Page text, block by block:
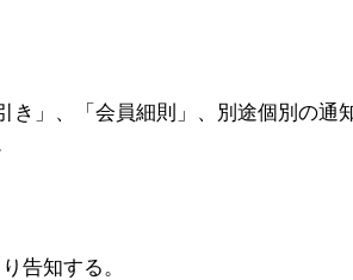
」、「会員細則」、別途個別の通
告知する。